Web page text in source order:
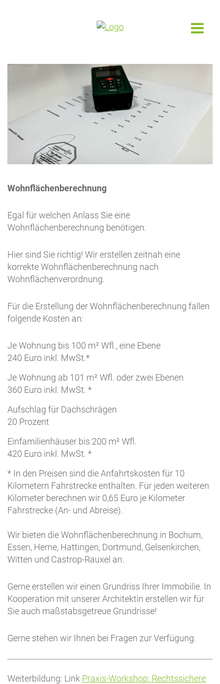
Wohnflächenberechnung
Egal für welchen Anlass Sie eine
Wohnflächenberechnung benötigen.
Hier sind Sie richtig! Wir erstellen zeitnah eine
korrekte Wohnflächenberechnung nach
Wohnflächenverordnung.
Für die Erstellung der Wohnflächenberechnung fallen
folgende Kosten an:
Je Wohnung bis 100 m² Wfl., eine Ebene
240 Euro inkl. MwSt.*
Je Wohnung ab 101 m² Wfl. oder zwei Ebenen
360 Euro inkl. MwSt. *
Aufschlag für Dachschrägen
20 Prozent
Einfamilienhäuser bis 200 m² Wfl.
420 Euro inkl. MwSt. *
* In den Preisen sind die Anfahrtskosten für 10
Kilometern Fahrstrecke enthalten. Für jeden weiteren
Kilometer berechnen wir 0,65 Euro je Kilometer
Fahrstrecke (An- und Abreise).
Wir bieten die Wohnflächenberechnung in Bochum,
Essen, Herne, Hattingen, Dortmund, Gelsenkirchen,
Witten und Castrop-Rauxel an.
Gerne erstellen wir einen Grundriss Ihrer Immobilie. In
Kooperation mit unserer Architektin erstellen wir für
Sie auch maßstabsgetreue Grundrisse!
Gerne stehen wir Ihnen bei Fragen zur Verfügung.
Weiterbildung: Link Praxis-Workshop: Rechtssichere